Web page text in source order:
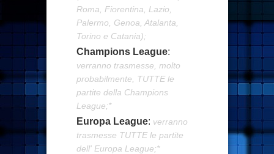
Roma, Fiorentina, Lazio,
Palermo, Genoa, Atalanta,
Torino e Catania);
Champions League:
verranno trasmesse, molto
probabilmente, TUTTE le
partite della Champions
League;*
Europa League: verranno
trasmesse TUTTE le partite
dell' Europa League;*